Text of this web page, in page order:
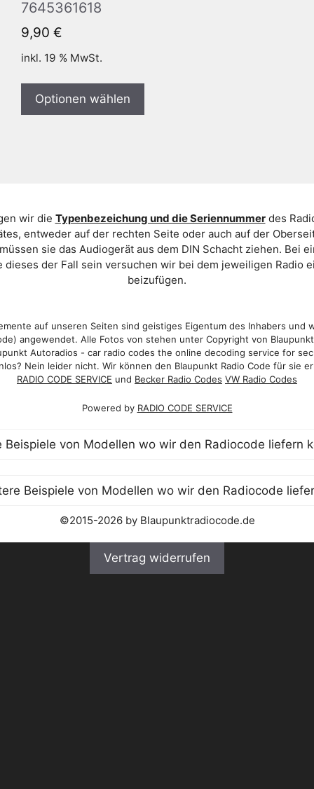
7645361618
9,90 €
inkl. 19 % MwSt.
Optionen wählen
wir die Typenbezeichung und die Seriennummerdes
entweder auf der rechten Seite oder auch auf der
sie das Audiogerät aus dem DIN Schacht ziehen. Bei
der Fall sein versuchen wir bei dem jeweiligen Radio
beizufügen.
auf unseren Seiten sind geistiges Eigentum des Inhabers und
angewendet. Alle Fotos von stehen unter Copyright von
Autoradios - car radio codes the online decoding service for
Nein leider nicht. Wir können den Blaupunkt Radio Code für sie
RADIO CODE SERVICE und Becker Radio Codes VW Radio Codes
Powered by RADIO CODE SERVICE
©2015-2026 by Blaupunktradiocode.de
Vertrag widerrufen